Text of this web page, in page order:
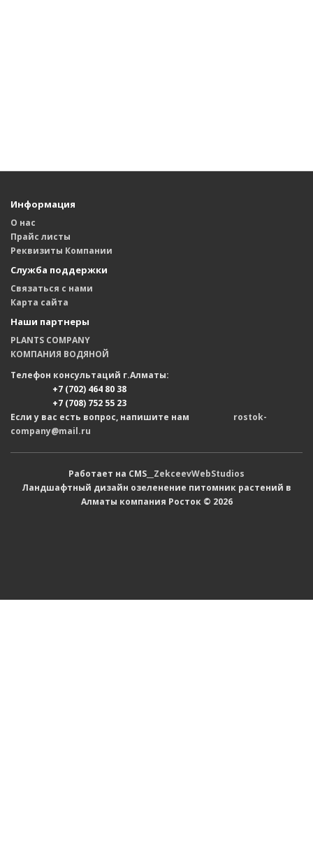
Информация
О нас
Прайс листы
Реквизиты Компании
Служба поддержки
Связаться с нами
Карта сайта
Наши партнеры
PLANTS COMPANY
КОМПАНИЯ ВОДЯНОЙ
Телефон консультаций г.Алматы:
+7 (702) 464 80 38
+7 (708) 752 55 23
Если у вас есть вопрос, напишите нам rostok-
company@mail.ru
Работает на CMS__ ZekceevWebStudios
Ландшафтный дизайн озеленение питомник растений в
Алматы компания Росток © 2026